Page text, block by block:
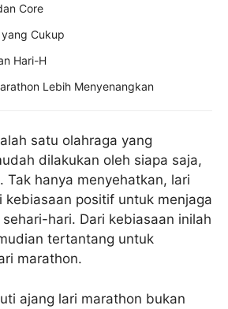
satu olahraga yang
dilakukan oleh siapa saja,
Tak hanya menyehatkan, lari
kebiasaan positif untuk menjaga
hari. Dari kebiasaan inilah
tertantang untuk
marathon.
ajang lari marathon bukan
Core
Cukup
Hari-H
Lebih Menyenangkan